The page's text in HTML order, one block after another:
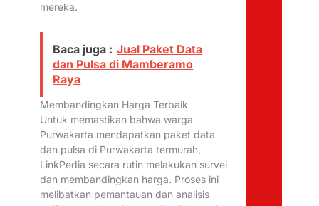
mereka.
Baca juga : Jual Paket Data
dan Pulsa di Mamberamo
Raya
Membandingkan Harga Terbaik
Untuk memastikan bahwa warga
Purwakarta mendapatkan paket data
dan pulsa di Purwakarta termurah,
LinkPedia secara rutin melakukan survei
dan membandingkan harga. Proses ini
melibatkan pemantauan dan analisis